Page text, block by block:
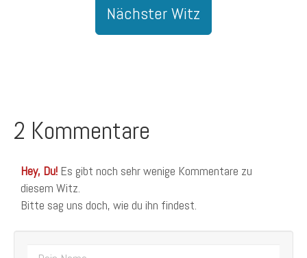
Nächster Witz
2 Kommentare
Hey, Du! Es gibt noch sehr wenige Kommentare zu
diesem Witz.
Bitte sag uns doch, wie du ihn findest.